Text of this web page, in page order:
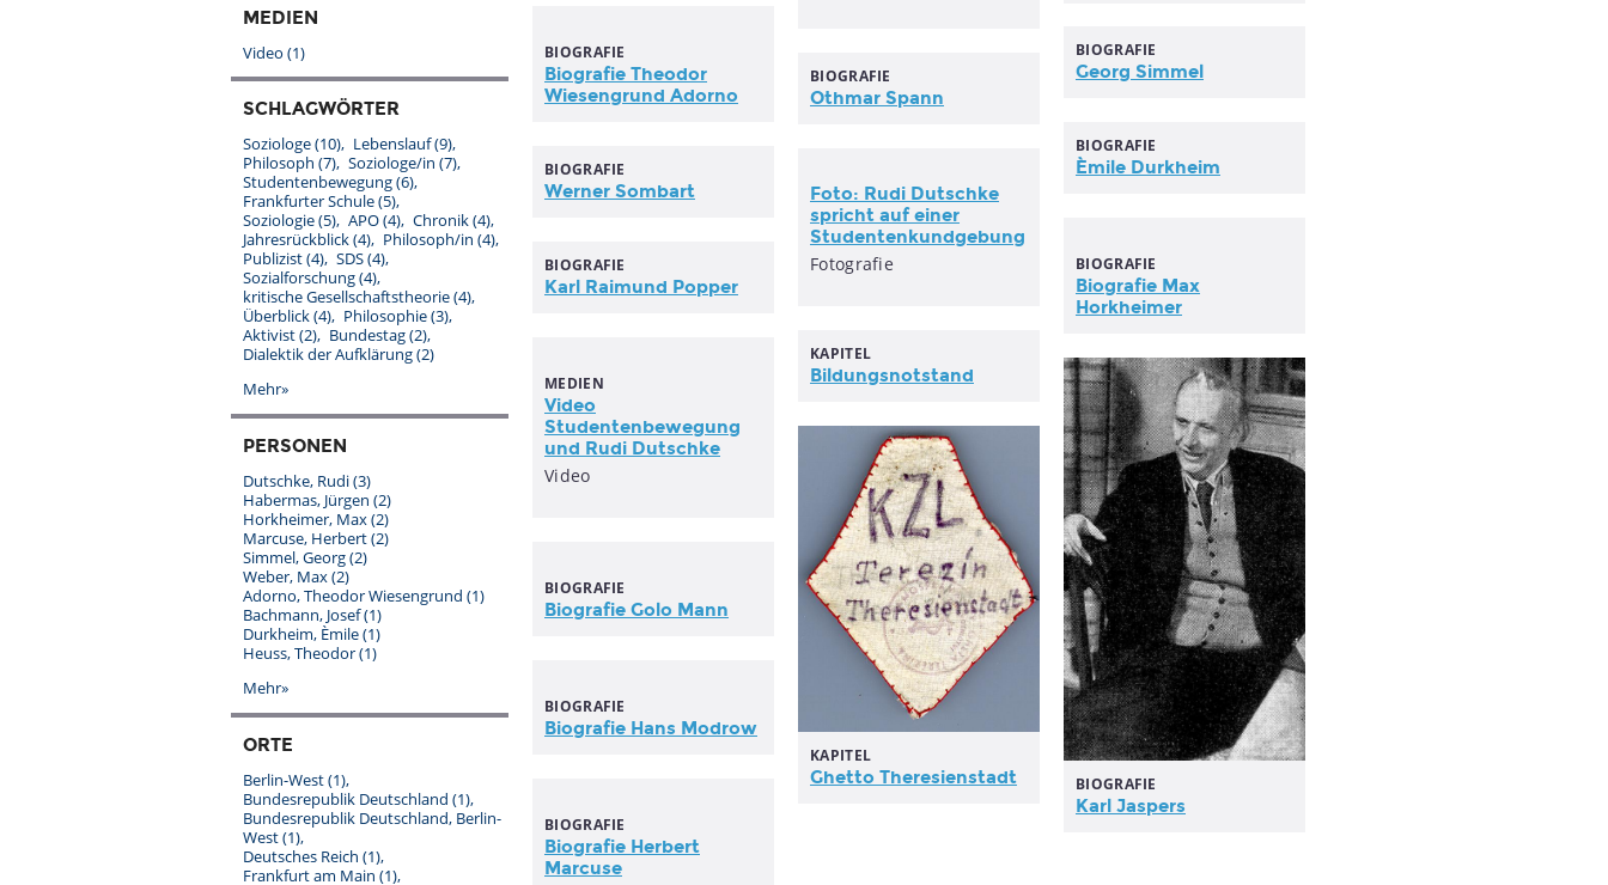
BIOGRAFIE
Biografie Theodor
Wiesengrund Adorno
BIOGRAFIE
Georg Simmel
BIOGRAFIE
Othmar Spann
BIOGRAFIE
Èmile Durkheim
BIOGRAFIE
Werner Sombart
Foto: Rudi Dutschke
spricht auf einer
Studentenkundgebung
Fotografie BIOGRAFIE
Biografie Max
Horkheimer
BIOGRAFIE
Karl Raimund Popper
KAPITEL
Bildungsnotstand
MEDIEN
Video
Studentenbewegung
und Rudi Dutschke
Video
BIOGRAFIE
Karl Jaspers
KAPITEL
Ghetto Theresienstadt
BIOGRAFIE
Biografie Golo Mann
BIOGRAFIE
Biografie Hans Modrow
BIOGRAFIE
Biografie Herbert
Marcuse
MEDIEN
Video (1)
SCHLAGWÖRTER
Soziologe(10) Lebenslauf(9)
Philosoph (7) Soziologe/in (7)
Studentenbewegung(6)
Frankfurter Schule(5)
Soziologie(5) APO(4) Chronik(4)
Jahresrückblick(4) Philosoph/in (4)
Publizist(4) SDS(4)
Sozialforschung(4)
kritische Gesellschaftstheorie(4)
Überblick(4) Philosophie(3)
Aktivist(2) Bundestag(2)
Dialektik der Aufklärung(2)
Mehr»
PERSONEN
Dutschke, Rudi(3)
Habermas, Jürgen (2)
Horkheimer, Max(2)
Marcuse, Herbert(2)
Simmel, Georg(2)
Weber, Max(2)
Adorno, Theodor Wiesengrund (1)
Bachmann, Josef(1)
Durkheim, Èmile(1)
Heuss, Theodor(1)
Mehr»
ORTE
Berlin-West(1)
Bundesrepublik Deutschland (1)
Bundesrepublik Deutschland, Berlin-
West(1)
Deutsches Reich (1)
Frankfurt am Main (1)